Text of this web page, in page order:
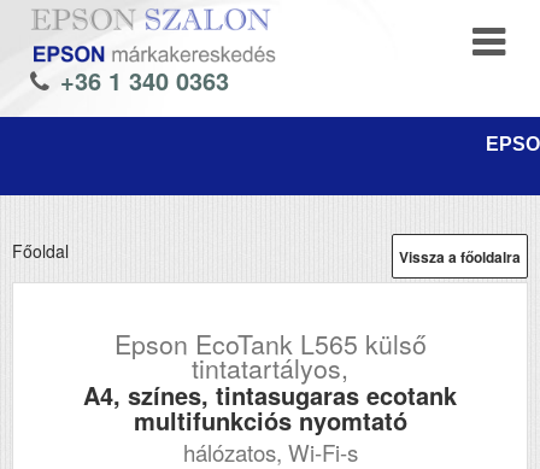
+36 1 340 0363
Vissza a főoldalra
Főoldal
Epson EcoTank L565 külső
tintatartályos,
A4, színes, tintasugaras ecotank
multifunkciós nyomtató
hálózatos, Wi-Fi-s